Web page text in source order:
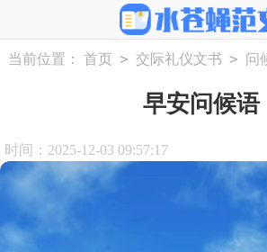
当前位置： 首页 > 交际礼仪文书 > 问
早安问候语
时间：2025-12-03 09:57:17